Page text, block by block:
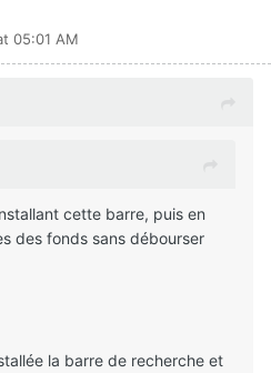
05:01 AM
cette barre, puis en
des fonds sans débourser
la barre de recherche et